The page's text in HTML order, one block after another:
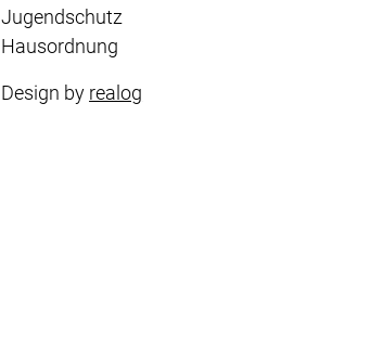
Jugendschutz
Hausordnung
Design by realog